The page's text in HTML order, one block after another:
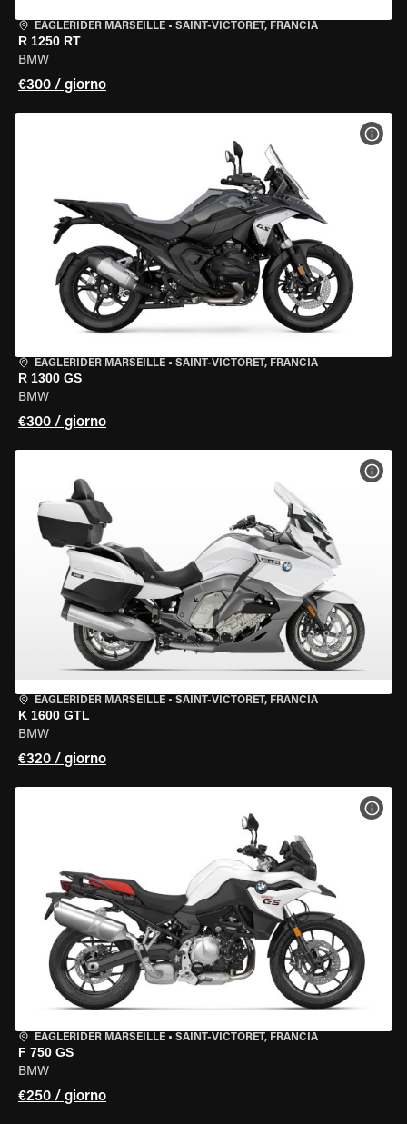
EAGLERIDER MARSEILLE • SAINT-VICTORET, FRANCIA
R 1250 RT
BMW
€300 / giorno
EAGLERIDER MARSEILLE • SAINT-VICTORET, FRANCIA
R 1300 GS
BMW
€300 / giorno
EAGLERIDER MARSEILLE • SAINT-VICTORET, FRANCIA
K 1600 GTL
BMW
€320 / giorno
EAGLERIDER MARSEILLE • SAINT-VICTORET, FRANCIA
F 750 GS
BMW
€250 / giorno